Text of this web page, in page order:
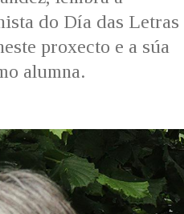
do Día das Letras
proxecto e a súa
alumna.